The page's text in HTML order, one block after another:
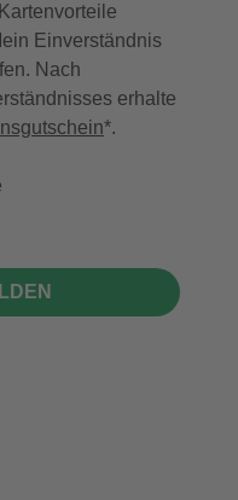
Einverständnis
Nach
erhalte
*.